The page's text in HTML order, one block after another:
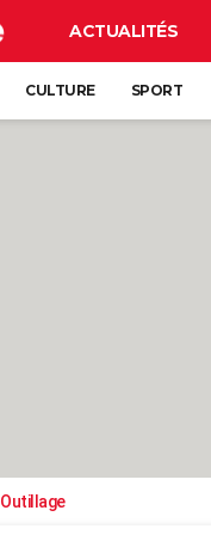
ACTUALITÉS
CULTURE SPORT
Outillage